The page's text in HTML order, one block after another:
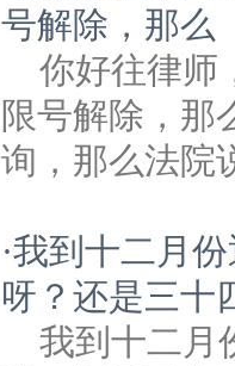
号解除，那么
你好往律师
限号解除，那
询，那么法院
·我到十二月
呀？还是三十
我到十二月